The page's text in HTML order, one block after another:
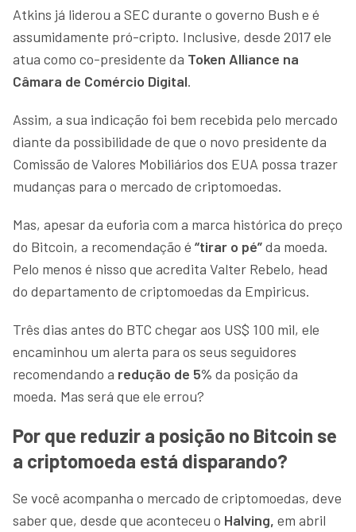
Atkins já liderou a SEC durante o governo Bush e é
assumidamente pró-cripto. Inclusive, desde 2017 ele
atua como co-presidente da Token Alliance na
Câmara de Comércio Digital.
Assim, a sua indicação foi bem recebida pelo mercado
diante da possibilidade de que o novo presidente da
Comissão de Valores Mobiliários dos EUA possa trazer
mudanças para o mercado de criptomoedas.
Mas, apesar da euforia com a marca histórica do preço
do Bitcoin, a recomendação é “tirar o pé”da moeda.
Pelo menos é nisso que acredita Valter Rebelo, head
do departamento de criptomoedas da Empiricus.
Três dias antes do BTC chegar aos US$ 100 mil, ele
encaminhou um alerta para os seus seguidores
recomendando a redução de 5% da posição da
moeda. Mas será que ele errou?
Por que reduzir a posição no Bitcoin se
a criptomoeda está disparando?
Se você acompanha o mercado de criptomoedas, deve
saber que, desde que aconteceu o Halving, em abril